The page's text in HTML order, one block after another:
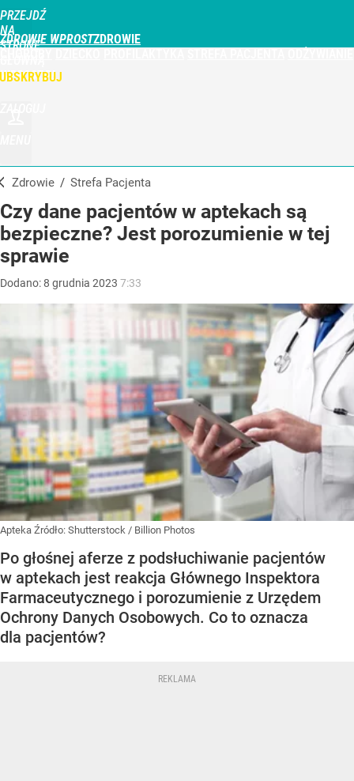
PRZEJDŹ
NA
STRONĘ
WPROST.PL
ZDROWIE WPROST
Zdrowie / Strefa Pacjenta
Czy dane pacjentów w aptekach są
bezpieczne? Jest porozumienie w tej
sprawie
Dodano:8 grudnia 2023 7:33
Apteka Źródło: Shutterstock / Billion Photos
Po głośnej aferze z podsłuchiwanie pacjentów
w aptekach jest reakcja Głównego Inspektora
Farmaceutycznego i porozumienie z Urzędem
Ochrony Danych Osobowych. Co to oznacza
dla pacjentów?